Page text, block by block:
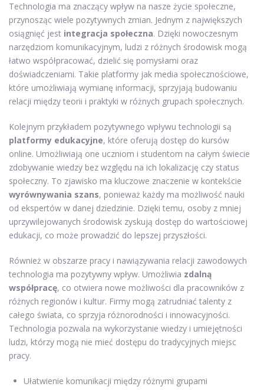
Technologia ma znaczący wpływ na nasze życie społeczne,
przynosząc wiele pozytywnych zmian. Jednym z największych
osiągnięć jest integracja społeczna. Dzięki nowoczesnym
narzędziom komunikacyjnym, ludzi z różnych środowisk mogą
łatwo współpracować, dzielić się pomysłami oraz
doświadczeniami. Takie platformy jak media społecznościowe,
które umożliwiają wymianę informacji, sprzyjają budowaniu
relacji między teorii i praktyki w różnych grupach społecznych.
Kolejnym przykładem pozytywnego wpływu technologii są
platformy edukacyjne, które oferują dostęp do kursów
online. Umożliwiają one uczniom i studentom na całym świecie
zdobywanie wiedzy bez względu na ich lokalizację czy status
społeczny. To zjawisko ma kluczowe znaczenie w kontekście
wyrównywania szans, ponieważ każdy ma możliwość nauki
od ekspertów w danej dziedzinie. Dzięki temu, osoby z mniej
uprzywilejowanych środowisk zyskują dostęp do wartościowej
edukacji, co może prowadzić do lepszej przyszłości.
Również w obszarze pracy i nawiązywania relacji zawodowych
technologia ma pozytywny wpływ. Umożliwia zdalną
współpracę, co otwiera nowe możliwości dla pracowników z
różnych regionów i kultur. Firmy mogą zatrudniać talenty z
całego świata, co sprzyja różnorodności i innowacyjności.
Technologia pozwala na wykorzystanie wiedzy i umiejętności
ludzi, którzy mogą nie mieć dostępu do tradycyjnych miejsc
pracy.
Ułatwienie komunikacji między różnymi grupami